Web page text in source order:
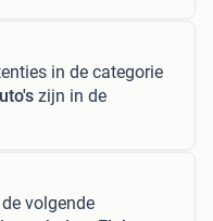
in de categorie
zijn in de
de volgende